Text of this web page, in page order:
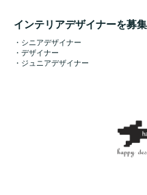
インテリアデザイナーを募集
・シニアデザイナー
・デザイナー
・ジュニアデザイナー